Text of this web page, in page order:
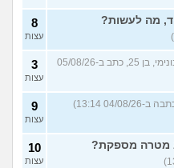
במדור
מה לעשות? 8
עצות
(אנונימי, בן 25, כתב ב-05/08/26
3
עצות
9
עצות
מטרה מספקת? 10
עצות